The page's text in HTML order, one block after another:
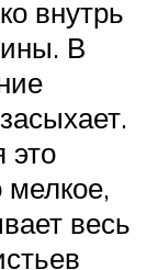
внутрь
В
это
мелкое,
весь